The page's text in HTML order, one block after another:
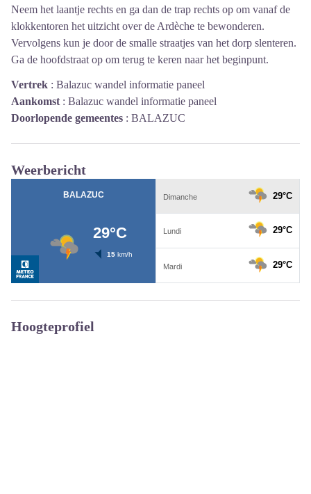
Neem het laantje rechts en ga dan de trap rechts op om vanaf de
klokkentoren het uitzicht over de Ardèche te bewonderen.
Vervolgens kun je door de smalle straatjes van het dorp slenteren.
Ga de hoofdstraat op om terug te keren naar het beginpunt.
Vertrek : Balazuc wandel informatie paneel
Aankomst : Balazuc wandel informatie paneel
Doorlopende gemeentes : BALAZUC
Weerbericht
Hoogteprofiel